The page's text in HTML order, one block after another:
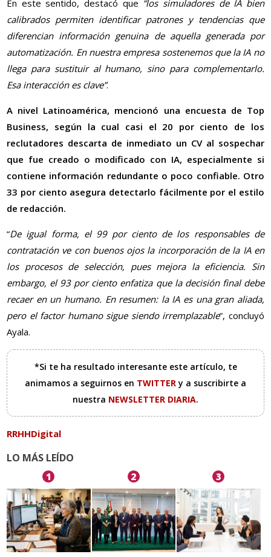
En este sentido, destacó que “los simuladores de IA bien
calibrados permiten identificar patrones y tendencias que
diferencian información genuina de aquella generada por
automatización. En nuestra empresa sostenemos que la IA no
llega para sustituir al humano, sino para complementarlo.
Esa interacción es clave”.
A nivel Latinoamérica, mencionó una encuesta de Top
Business, según la cual casi el 20 por ciento de los
reclutadores descarta de inmediato un CV al sospechar
que fue creado o modificado con IA, especialmente si
contiene información redundante o poco confiable. Otro
33 por ciento asegura detectarlo fácilmente por el estilo
de redacción.
“De igual forma, el 99 por ciento de los responsables de
contratación ve con buenos ojos la incorporación de la IA en
los procesos de selección, pues mejora la eficiencia. Sin
embargo, el 93 por ciento enfatiza que la decisión final debe
recaer en un humano. En resumen: la IA es una gran aliada,
pero el factor humano sigue siendo irremplazable”, concluyó
Ayala.
*Si te ha resultado interesante este artículo, te
animamos a seguirnos en TWITTERy a suscribirte a
nuestra NEWSLETTER DIARIA.
RRHHDigital
LO MÁS LEÍDO
1 2 3